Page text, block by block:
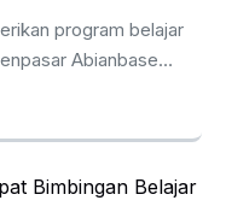
program belajar
Abianbase
orang tua di Bali
Bimbel
siswa